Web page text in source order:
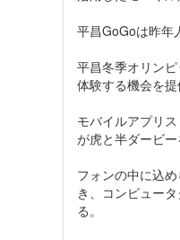
平昌GoGoは昨年
平昌冬季オリン
体験する機会を提
モバイルアプリ
が虎と半ダービ
フォンの中に込
き、コンピュー
る。